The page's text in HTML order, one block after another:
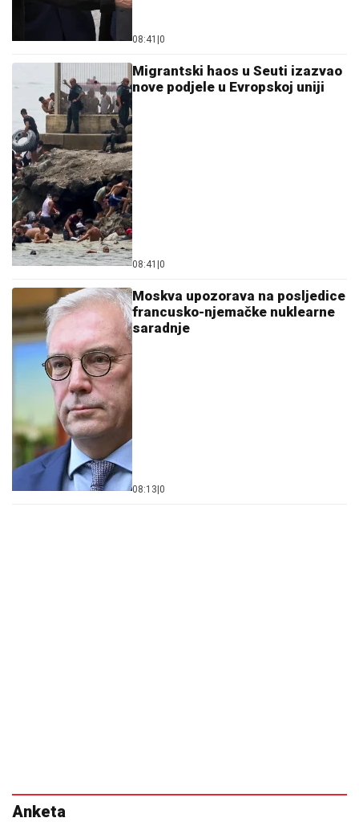
08:41 0
Migrantski haos u Seuti izazvao
nove podjele u Evropskoj uniji
08:41 0
Moskva upozorava na posljedice
francusko-njemačke nuklearne
saradnje
08:13 0
Anketa